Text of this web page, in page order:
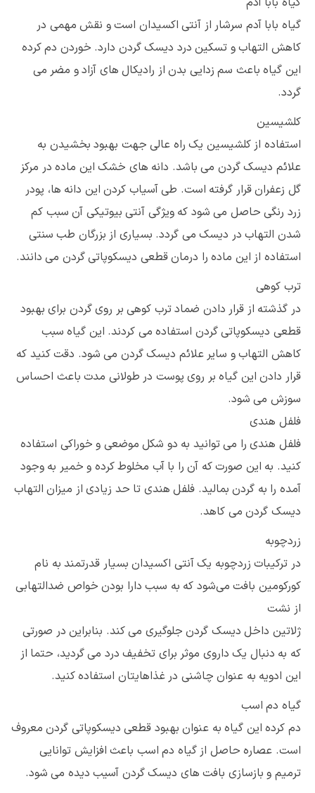
گیاه بابا آدم سرشار از آنتی اکسیدان است و نقش مهمی در
کاهش التهاب و تسکین درد دیسک گردن دارد. خوردن دم کرده
این گیاه باعث سم زدایی بدن از رادیکال های آزاد و مضر می
گردد.
کلشیسین
استفاده از کلشیسین یک راه عالی جهت بهبود بخشیدن به
علائم دیسک گردن می باشد. دانه های خشک این ماده در مرکز
گل زعفران قرار گرفته است. طی آسیاب کردن این دانه ها، پودر
زرد رنگی حاصل می شود که ویژگی آنتی بیوتیکی آن سبب کم
شدن التهاب در دیسک می گردد. بسیاری از بزرگان طب سنتی
استفاده از این ماده را درمان قطعی دیسکوپاتی گردن می دانند.
ترب کوهی
در گذشته از قرار دادن ضماد ترب کوهی بر روی گردن برای بهبود
قطعی دیسکوپاتی گردن استفاده می کردند. این گیاه سبب
کاهش التهاب و سایر علائم دیسک گردن می شود. دقت کنید که
قرار دادن این گیاه بر روی پوست در طولانی مدت باعث احساس
سوزش می شود.
فلفل هندی
فلفل هندی را می توانید به دو شکل موضعی و خوراکی استفاده
کنید. به این صورت که آن را با آب مخلوط کرده و خمیر به وجود
آمده را به گردن بمالید. فلفل هندی تا حد زیادی از میزان التهاب
دیسک گردن می کاهد.
زردچوبه
در ترکیبات زردچوبه یک آنتی اکسیدان بسیار قدرتمند به نام
کورکومین بافت می‌شود که به سبب دارا بودن خواص ضدالتهابی
از نشت
ژلاتین داخل دیسک گردن جلوگیری می کند. بنابراین در صورتی
که به دنبال یک داروی موثر برای تخفیف درد می گردید، حتما از
این ادویه به عنوان چاشنی در غذاهایتان استفاده کنید.
گیاه دم اسب
دم کرده این گیاه به عنوان بهبود قطعی دیسکوپاتی گردن معروف
است. عصاره حاصل از گیاه دم اسب باعث افزایش توانایی
ترمیم و بازسازی بافت های دیسک گردن آسیب دیده می شود.